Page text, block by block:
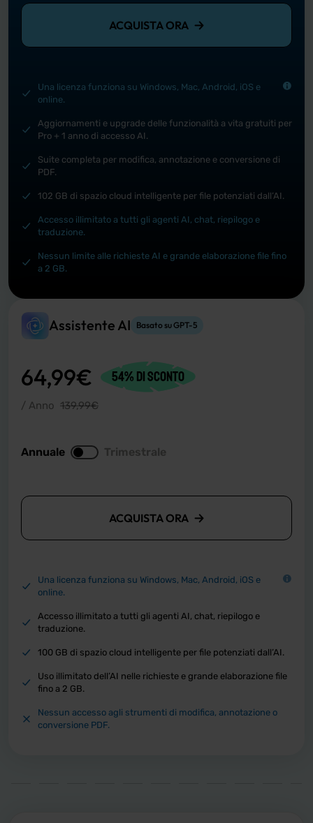
ACQUISTA ORA
Una licenza funziona su Windows, Mac, Android, iOS e
online.
Aggiornamenti e upgrade delle funzionalità a vita gratuiti per
Pro + 1 anno di accesso AI.
Suite completa per modifica, annotazione e conversione di
PDF.
102 GB di spazio cloud intelligente per file potenziati dall’AI.
Accesso illimitato a tutti gli agenti AI, chat, riepilogo e
traduzione.
Nessun limite alle richieste AI e grande elaborazione file fino
a 2 GB.
Assistente AI Basato su GPT-5
64,99€ 54% di sconto
/ Anno 139,99€
Annuale Trimestrale
ACQUISTA ORA
Una licenza funziona su Windows, Mac, Android, iOS e
online.
Accesso illimitato a tutti gli agenti AI, chat, riepilogo e
traduzione.
100 GB di spazio cloud intelligente per file potenziati dall’AI.
Uso illimitato dell’AI nelle richieste e grande elaborazione file
fino a 2 GB.
Nessun accesso agli strumenti di modifica, annotazione o
conversione PDF.